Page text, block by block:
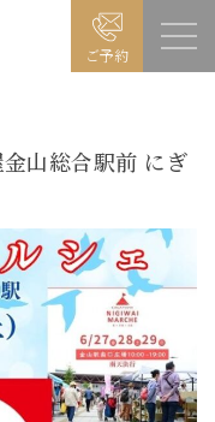
ご予約
山総合駅前 にぎ